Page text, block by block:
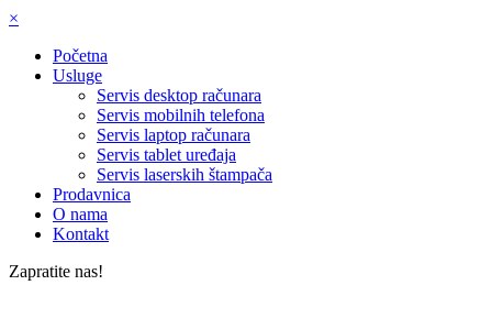
×
Početna
Usluge
Servis desktop računara
Servis mobilnih telefona
Servis laptop računara
Servis tablet uređaja
Servis laserskih štampača
Prodavnica
O nama
Kontakt
Zapratite nas!